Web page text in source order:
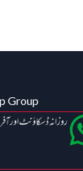
Group
روزانہ ڈسکاؤنٹ اور